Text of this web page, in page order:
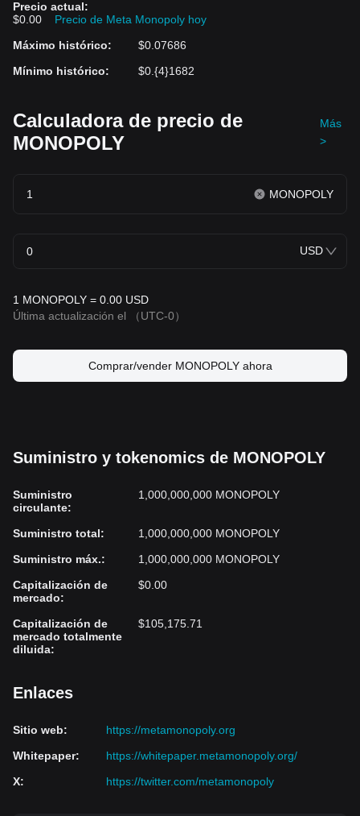
Precio actual:
$0.00
Precio de Meta Monopoly hoy
Máximo histórico:
$0.07686
Mínimo histórico: $0.{4}1682
Calculadora de precio de
MONOPOLY
Más
>
MONOPOLY
USD
1 MONOPOLY = 0.00 USD
Última actualización el
（UTC-0）
Comprar/vender MONOPOLY ahora
Suministro y tokenomics de MONOPOLY
Suministro
circulante:
1,000,000,000 MONOPOLY
Suministro total:
1,000,000,000 MONOPOLY
Suministro máx.:
1,000,000,000 MONOPOLY
Capitalización de
mercado:
$0.00
Capitalización de
mercado totalmente
diluida:
$105,175.71
Enlaces
Sitio web:
https://metamonopoly.org
Whitepaper:
https://whitepaper.metamonopoly.org/
X: https://twitter.com/metamonopoly